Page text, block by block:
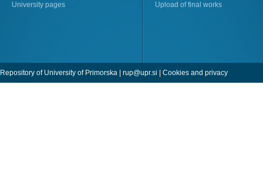
University pages
Upload of final works
Repository of University of Primorska | rup@upr.si | Cookies and privacy